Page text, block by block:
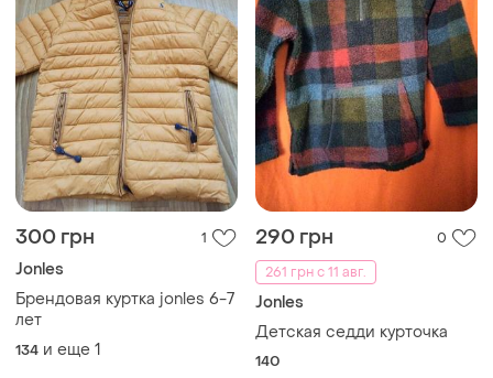
300 грн 1
Jonles
Брендовая куртка jonles 6-7
лет
134 и еще 1
290 грн
0
261 грн с 11 авг.
Jonles
Детская седди курточка
140